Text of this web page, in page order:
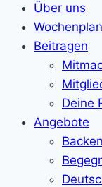
Über uns
Wochenplan
Beitragen
Deine
Angebote